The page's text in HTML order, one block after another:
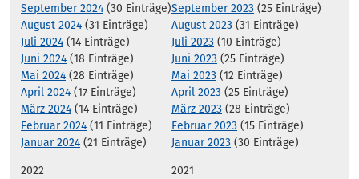
September 2024 (30 Einträge)
August 2024 (31 Einträge)
Juli 2024 (14 Einträge)
Juni 2024 (18 Einträge)
Mai 2024 (28 Einträge)
April 2024 (17 Einträge)
März 2024 (14 Einträge)
Februar 2024 (11 Einträge)
Januar 2024 (21 Einträge)
September 2023 (25 Einträge)
August 2023 (31 Einträge)
Juli 2023 (10 Einträge)
Juni 2023 (25 Einträge)
Mai 2023 (12 Einträge)
April 2023 (25 Einträge)
März 2023 (28 Einträge)
Februar 2023 (15 Einträge)
Januar 2023 (30 Einträge)
2022
2021